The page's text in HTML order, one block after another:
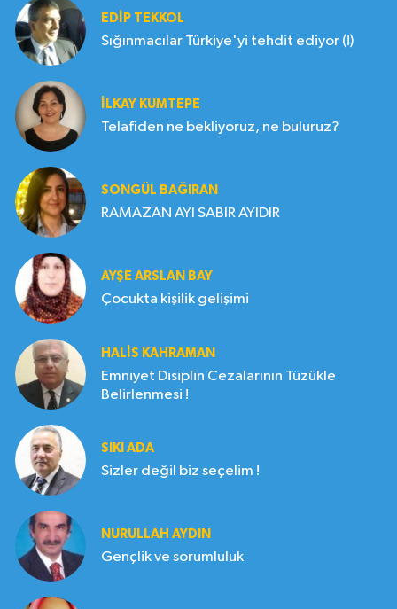
EDIP TEKKOL
Sığınmacılar Türkiye'yi tehdit ediyor (!)
İLKAY KUMTEPE
Telafiden ne bekliyoruz, ne buluruz?
SONGÜL BAĞIRAN
RAMAZAN AYI SABIR AYIDIR
AYŞE ARSLAN BAY
Çocukta kişilik gelişimi
HALIS KAHRAMAN
Emniyet Disiplin Cezalarının Tüzükle
Belirlenmesi !
SIKI ADA
Sizler değil biz seçelim !
NURULLAH AYDIN
Gençlik ve sorumluluk